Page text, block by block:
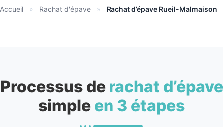
Accueil » Rachat d'épave » Rachat d’épave Rueil-Malmaison
Processus de rachat d’épave
simple en 3 étapes